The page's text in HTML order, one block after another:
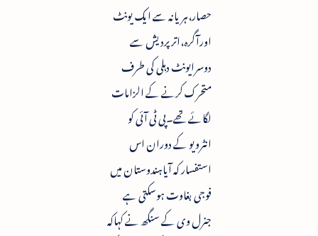
حصار،ہریانہ سے ایک یونٹ
اورآگرہ،اترپردیش سے
دوسرایونٹ دہلی کی طرف
متحرک کرنے کے الزامات
لگائے تھے۔پی ٹی آئی کو
انٹرویو کے دوران اس
استفسار کہ آیاہندوستان میں
فوجی بغاوت ہوسکتی ہے
جنرل وی کے سنگھ نے کہاکہ